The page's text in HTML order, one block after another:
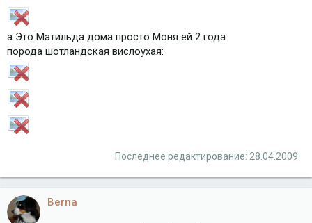
а Это Матильда дома просто Моня ей 2 года
порода шотландская вислоухая:
Последнее редактирование: 28.04.2009
Berna